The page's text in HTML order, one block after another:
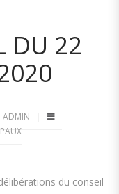
DU 22
ADMIN
du conseil